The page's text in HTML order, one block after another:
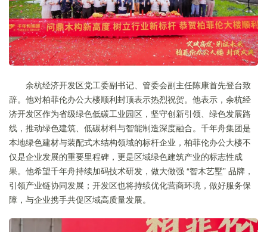
余杭经济开发区党工委副书记、管委会副主任陈康首先登台致
辞。他对柏菲伦办公大楼顺利封顶表示热烈祝贺。他表示，余杭经
济开发区作为省级绿色低碳工业园区，坚守创新引领、绿色发展路
线，推动绿色建筑、低碳材料与智能制造深度融合。千年舟集团是
本地绿色建材与装配式木结构领域的标杆企业，柏菲伦办公大楼不
仅是企业发展的重要里程碑，更是区域绿色建筑产业的标志性成
果。他希望千年舟持续加码技术研发，做大做强 “智木艺墅” 品牌，
引领产业链协同发展；开发区也将持续优化营商环境，做好服务保
障，与企业携手共促区域高质量发展。